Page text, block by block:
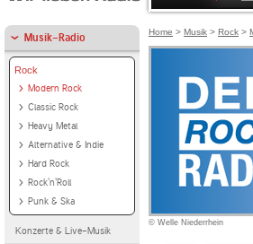
Musik-Radio
Rock
Modern Rock
Classic Rock
Heavy Metal
Alternative & Indie
Hard Rock
Rock'n'Roll
Punk & Ska
Konzerte & Live-Musik
Home > Musik > Rock >
© Welle Niederrhein